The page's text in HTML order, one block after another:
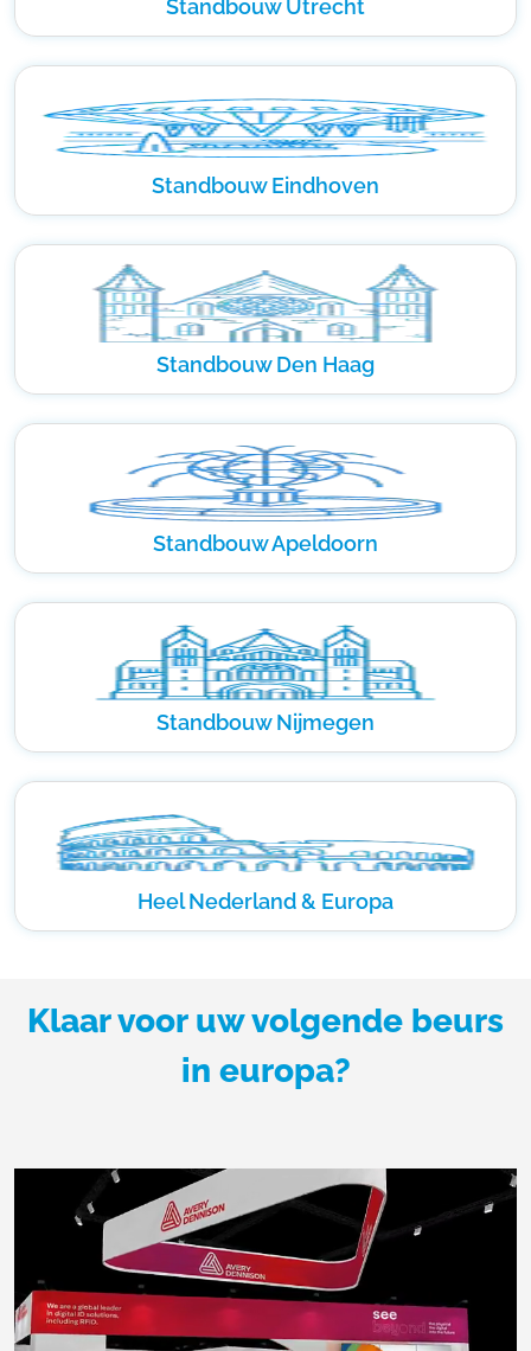
Standbouw Utrecht
Standbouw Eindhoven
Standbouw Den Haag
Standbouw Apeldoorn
Standbouw Nijmegen
Heel Nederland & Europa
Klaar voor uw volgende beurs
in europa?